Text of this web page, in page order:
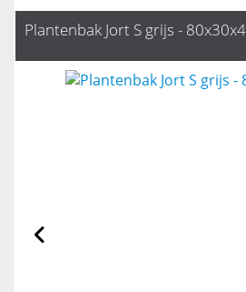
Plantenbak Jort S grijs -